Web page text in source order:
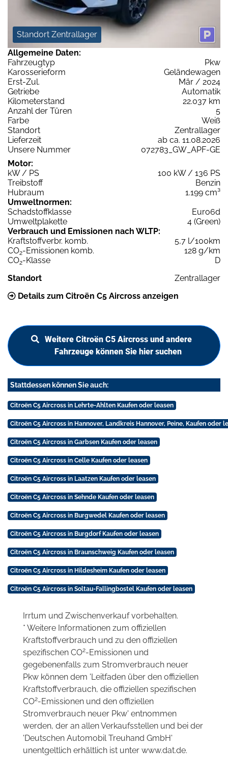
Standort Zentrallager
Allgemeine Daten:
Fahrzeugtyp
Pkw
Karosserieform
Geländewagen
Erst-Zul.
Mär / 2024
Getriebe
Automatik
Kilometerstand
22.037 km
Anzahl der Türen
5
Farbe
Weiß
Standort
Zentrallager
Lieferzeit
ab ca. 11.08.2026
Unsere Nummer
072783_GW_APF-GE
Motor:
kW / PS
100 kW / 136 PS
Treibstoff
Benzin
Hubraum
1.199 cm³
Umweltnormen:
Schadstoffklasse
Euro6d
Umweltplakette
4 (Green)
Verbrauch und Emissionen nach WLTP:
Kraftstoffverbr. komb.
5,7 l/100km
CO2-Emissionen komb.
128 g/km
CO2-Klasse
D
Standort
Zentrallager
Details zum Citroën C5 Aircross anzeigen
Weitere Citroën C5 Aircross und andere
Fahrzeuge können Sie hier suchen
Stattdessen können Sie auch:
Citroën C5 Aircross in Lehrte-Ahlten Kaufen oder leasen
Citroën C5 Aircross in Hannover, Landkreis Hannover, Peine, Kaufen oder
Citroën C5 Aircross in Garbsen Kaufen oder leasen
Citroën C5 Aircross in Celle Kaufen oder leasen
Citroën C5 Aircross in Laatzen Kaufen oder leasen
Citroën C5 Aircross in Sehnde Kaufen oder leasen
Citroën C5 Aircross in Burgwedel Kaufen oder leasen
Citroën C5 Aircross in Burgdorf Kaufen oder leasen
Citroën C5 Aircross in Braunschweig Kaufen oder leasen
Citroën C5 Aircross in Hildesheim Kaufen oder leasen
Citroën C5 Aircross in Soltau-Fallingbostel Kaufen oder leasen
Irrtum und Zwischenverkauf vorbehalten.
* Weitere Informationen zum offiziellen
Kraftstoffverbrauch und zu den offiziellen
spezifischen CO2-Emissionen und
gegebenenfalls zum Stromverbrauch neuer
Pkw können dem 'Leitfaden über den offiziellen
Kraftstoffverbrauch, die offiziellen spezifischen
CO2-Emissionen und den offiziellen
Stromverbrauch neuer Pkw' entnommen
werden, der an allen Verkaufsstellen und bei der
'Deutschen Automobil Treuhand GmbH'
unentgeltlich erhältlich ist unter www.dat.de.